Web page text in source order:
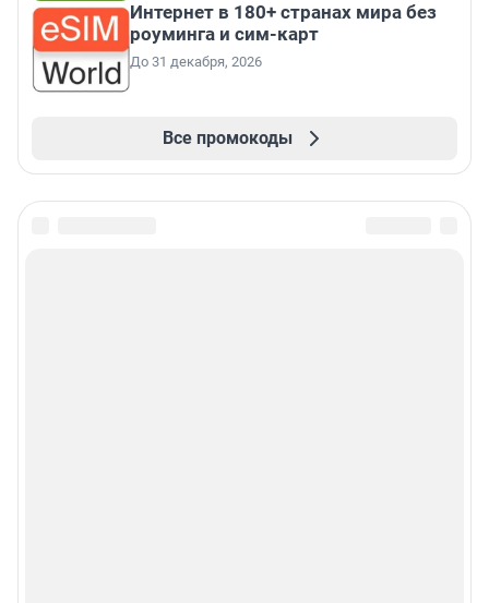
Интернет в 180+ странах мира без
роуминга и сим-карт
До 31 декабря, 2026
Все промокоды